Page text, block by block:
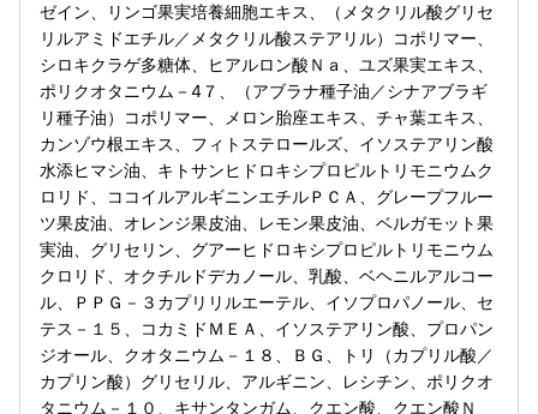
ゼイン、リンゴ果実培養細胞エキス、（メタクリル酸グリセ
リルアミドエチル／メタクリル酸ステアリル）コポリマー、
シロキクラゲ多糖体、ヒアルロン酸Ｎａ、ユズ果実エキス、
ポリクオタニウム－4７、（アブラナ種子油／シナアブラギ
リ種子油）コポリマー、メロン胎座エキス、チャ葉エキス、
カンゾウ根エキス、フィトステロールズ、イソステアリン酸
水添ヒマシ油、キトサンヒドロキシプロピルトリモニウムク
ロリド、ココイルアルギニンエチルＰＣＡ、グレープフルー
ツ果皮油、オレンジ果皮油、レモン果皮油、ベルガモット果
実油、グリセリン、グアーヒドロキシプロピルトリモニウム
クロリド、オクチルドデカノール、乳酸、ベヘニルアルコー
ル、ＰＰＧ－３カプリリルエーテル、イソプロパノール、セ
テス－１５、コカミドＭＥＡ、イソステアリン酸、プロパン
ジオール、クオタニウム－１８、ＢＧ、トリ（カプリル酸／
カプリン酸）グリセリル、アルギニン、レシチン、ポリクオ
タニウム－１０、キサンタンガム、クエン酸、クエン酸Ｎ